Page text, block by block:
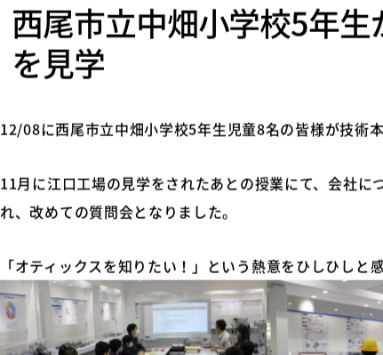
西尾市立中畑小学校5年
を見学
12/08に西尾市立中畑小学校5年生児童8名の皆様が技術
11月に江口工場の見学をされたあとの授業にて、会社に
れ、改めての質問会となりました。
「オティックスを知りたい！」という熱意をひしひしと